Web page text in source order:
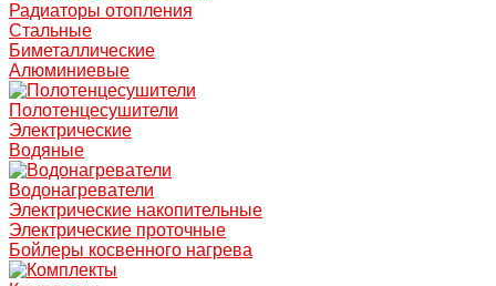
Радиаторы отопления
Стальные
Биметаллические
Алюминиевые
Полотенцесушители
Электрические
Водяные
Водонагреватели
Электрические накопительные
Электрические проточные
Бойлеры косвенного нагрева